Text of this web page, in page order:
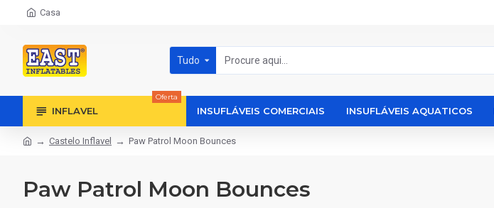
Casa
Tudo
INFLAVEL
Oferta
INSUFLÁVEIS COMERCIAIS INSUFLÁVEIS AQUATICOS
Castelo Inflavel Paw Patrol Moon Bounces
Paw Patrol Moon Bounces